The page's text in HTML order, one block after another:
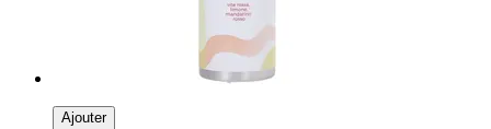
Ajouter